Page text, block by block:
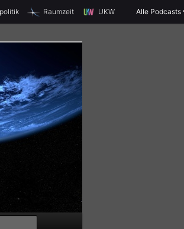
Raumzeit UKW Alle Podcasts